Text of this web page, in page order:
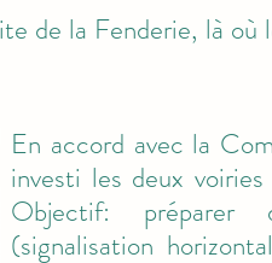
de la Fenderie, là
En accord avec la
investi les deux
Objectif: préparer
(signalisation